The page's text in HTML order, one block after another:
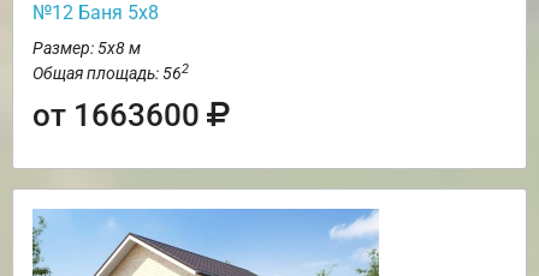
№12 Баня 5х8
Размер: 5х8 м
Общая площадь: 562
от 1663600